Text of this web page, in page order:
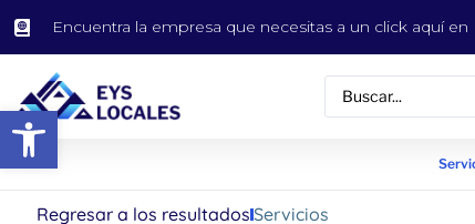
Abrir barra de herramientas
Encuentra la empresa que necesitas a un click aquí
Regresar a los resultadosServicios